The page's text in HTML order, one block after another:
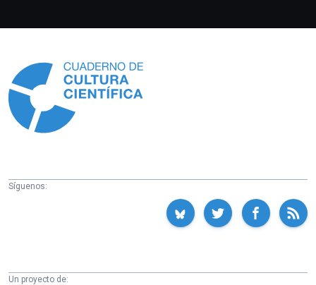
Síguenos:
Un proyecto de: